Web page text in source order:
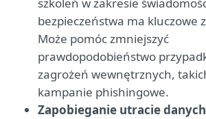
bezpieczeństwa ma kluczowe
Może pomóc zmniejszyć
prawdopodobieństwo
zagrożeń wewnętrznych,
kampanie phishingowe.
Zapobieganie utracie danych